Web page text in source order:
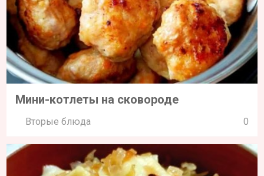
Мини-котлеты на сковороде
Вторые блюда 0